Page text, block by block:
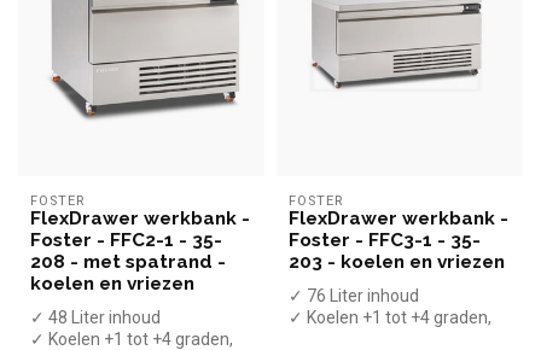
FOSTER
FlexDrawer werkbank -
Foster - FFC2-1 - 35-
208 - met spatrand -
koelen en vriezen
✓ 48 Liter inhoud
✓ Koelen +1 tot +4 graden,
FOSTER
FlexDrawer werkbank -
Foster - FFC3-1 - 35-
203 - koelen en vriezen
✓ 76 Liter inhoud
✓ Koelen +1 tot +4 graden,